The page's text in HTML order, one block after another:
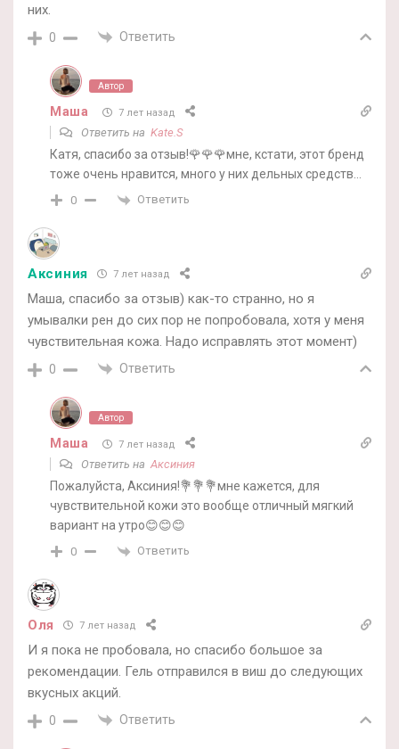
них.
0 Ответить
Автор
Маша 7 лет назад
Ответить на Kate.S
Катя, спасибо за отзыв!🌹🌹🌹мне, кстати, этот бренд
тоже очень нравится, много у них дельных средств…
0 Ответить
Аксиния 7 лет назад
Маша, спасибо за отзыв) как-то странно, но я
умывалки рен до сих пор не попробовала, хотя у меня
чувствительная кожа. Надо исправлять этот момент)
0 Ответить
Автор
Маша 7 лет назад
Ответить наАксиния
Пожалуйста, Аксиния!💐💐💐мне кажется, для
чувствительной кожи это вообще отличный мягкий
вариант на утро😊😊😊
0 Ответить
Оля 7 лет назад
И я пока не пробовала, но спасибо большое за
рекомендации. Гель отправился в виш до следующих
вкусных акций.
0 Ответить